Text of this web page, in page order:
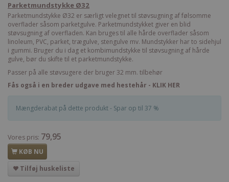
Parketmundstykke Ø32
Parketmundstykke Ø32 er særligt velegnet til støvsugning af følsomme
overflader såsom parketgulve. Parketmundstykket giver en blid
støvsugning af overfladen. Kan bruges til alle hårde overflader såsom
linoleum, PVC, parket, trægulve, stengulve mv. Mundstykker har to sidehjul
i gummi. Bruger du i dag et kombimundstykke til støvsugning af hårde
gulve, bør du skifte til et parketmundstykke.
Passer på alle støvsugere der bruger 32 mm. tilbehør
Fås også i en breder udgave med hestehår - KLIK HER
Mængderabat på dette produkt - Spar op til 37 %
Vores pris: 79,95
KØB NU
Tilføj huskeliste